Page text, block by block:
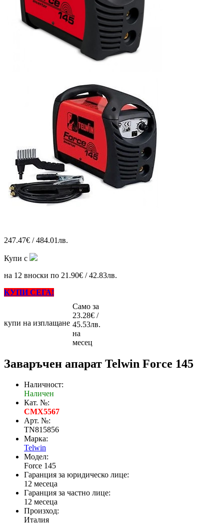
247.47€ / 484.01лв.
Купи с
на 12 вноски по 21.90€ / 42.83лв.
КУПИ СЕГА!
купи на изплащане
Само за
23.28€ /
45.53лв.
на
месец
Заваръчен апарат Telwin Force 145
Наличност:
Наличен
Кат. №:
CMX5567
Арт. №:
TN815856
Марка:
Telwin
Модел:
Force 145
Гаранция за юридическо лице:
12 месеца
Гаранция за частно лице:
12 месеца
Произход:
Италия